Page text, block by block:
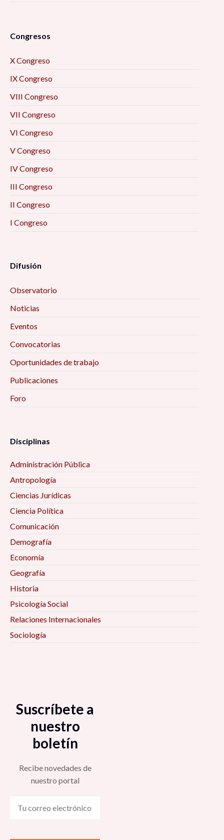
Congresos
X Congreso
IX Congreso
VIII Congreso
VII Congreso
VI Congreso
V Congreso
IV Congreso
III Congreso
II Congreso
I Congreso
Difusión
Observatorio
Noticias
Eventos
Convocatorias
Oportunidades de trabajo
Publicaciones
Foro
Disciplinas
Administración Pública
Antropología
Ciencias Jurídicas
Ciencia Política
Comunicación
Demografía
Economía
Geografía
Historia
Psicología Social
Relaciones Internacionales
Sociología
Suscríbete a
nuestro
boletín
Recibe novedades de
nuestro portal